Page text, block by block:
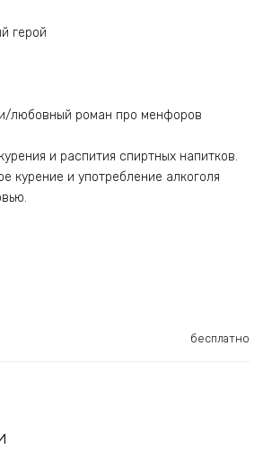
герой
любовный роман про менфоров
и распития спиртных напитков.
курение и употребление алкоголя
бесплатно